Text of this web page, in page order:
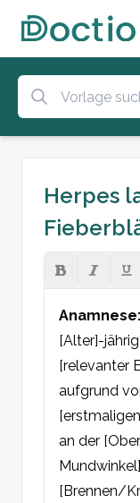
Herpes
Anamnese:
[Alter]-
[relevanter
aufgrund
an der
[Brennen/